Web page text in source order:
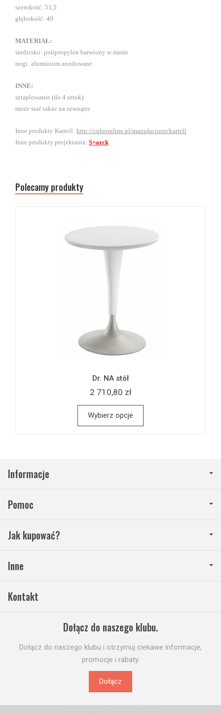
szerokość: 51,5
głębokość: 49
MATERIAŁ:
siedzisko: polipropylen barwiony w masie
nogi: aluminium anodowane
INNE:
sztaplowanie (do 4 sztuk)
może stać także na zewnątrz
Inne produkty Kartell: http://cubeonline.pl/manufacturer/kartell
Inne produkty projektanta: S+arck
Polecamy produkty
Dr. NA stół
2 710,80 zł
Wybierz opcje
Informacje
Pomoc
Jak kupować?
Inne
Kontakt
Dołącz do naszego klubu.
Dołącz do naszego klubu i otrzymuj ciekawe informacje,
promocje i rabaty.
Dołącz